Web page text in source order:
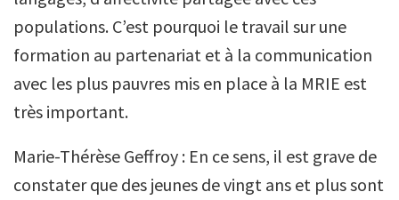
populations. C’est pourquoi le travail sur une
formation au partenariat et à la communication
avec les plus pauvres mis en place à la MRIE est
très important.
Marie-Thérèse Geffroy : En ce sens, il est grave de
constater que des jeunes de vingt ans et plus sont